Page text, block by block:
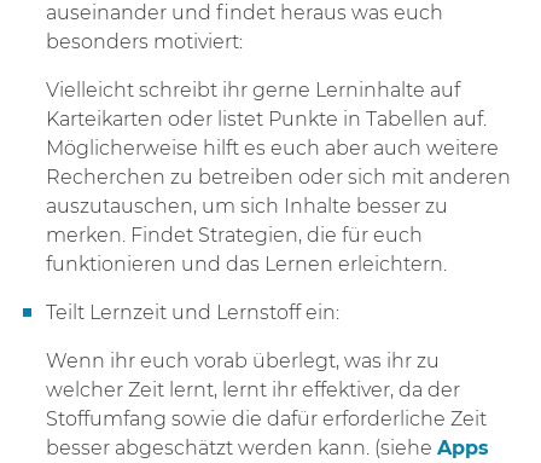
auseinander und findet heraus was euch
besonders motiviert:
Vielleicht schreibt ihr gerne Lerninhalte auf
Karteikarten oder listet Punkte in Tabellen auf.
Möglicherweise hilft es euch aber auch weitere
Recherchen zu betreiben oder sich mit anderen
auszutauschen, um sich Inhalte besser zu
merken. Findet Strategien, die für euch
funktionieren und das Lernen erleichtern.
Teilt Lernzeit und Lernstoff ein:
Wenn ihr euch vorab überlegt, was ihr zu
welcher Zeit lernt, lernt ihr effektiver, da der
Stoffumfang sowie die dafür erforderliche Zeit
besser abgeschätzt werden kann. (siehe Apps